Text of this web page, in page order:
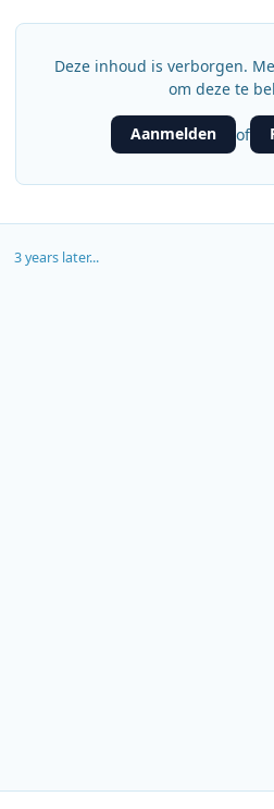
Deze inhoud is verborgen.
om deze te
Aanmelden of
3 years later...